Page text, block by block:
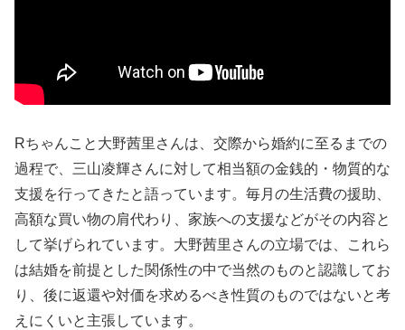
Rちゃんこと大野茜里さんは、交際から婚約に至るまでの
過程で、三山凌輝さんに対して相当額の金銭的・物質的な
支援を行ってきたと語っています。毎月の生活費の援助、
高額な買い物の肩代わり、家族への支援などがその内容と
して挙げられています。大野茜里さんの立場では、これら
は結婚を前提とした関係性の中で当然のものと認識してお
り、後に返還や対価を求めるべき性質のものではないと考
えにくいと主張しています。